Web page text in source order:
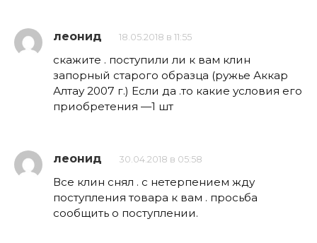
леонид 18.05.2018 в 11:55
скажите . поступили ли к вам клин
запорный старого образца (ружье Аккар
Алтау 2007 г.) Если да .то какие условия его
приобретения —1 шт
леонид 30.04.2018 в 05:58
Все клин снял . с нетерпением жду
поступления товара к вам . просьба
сообщить о поступлении.